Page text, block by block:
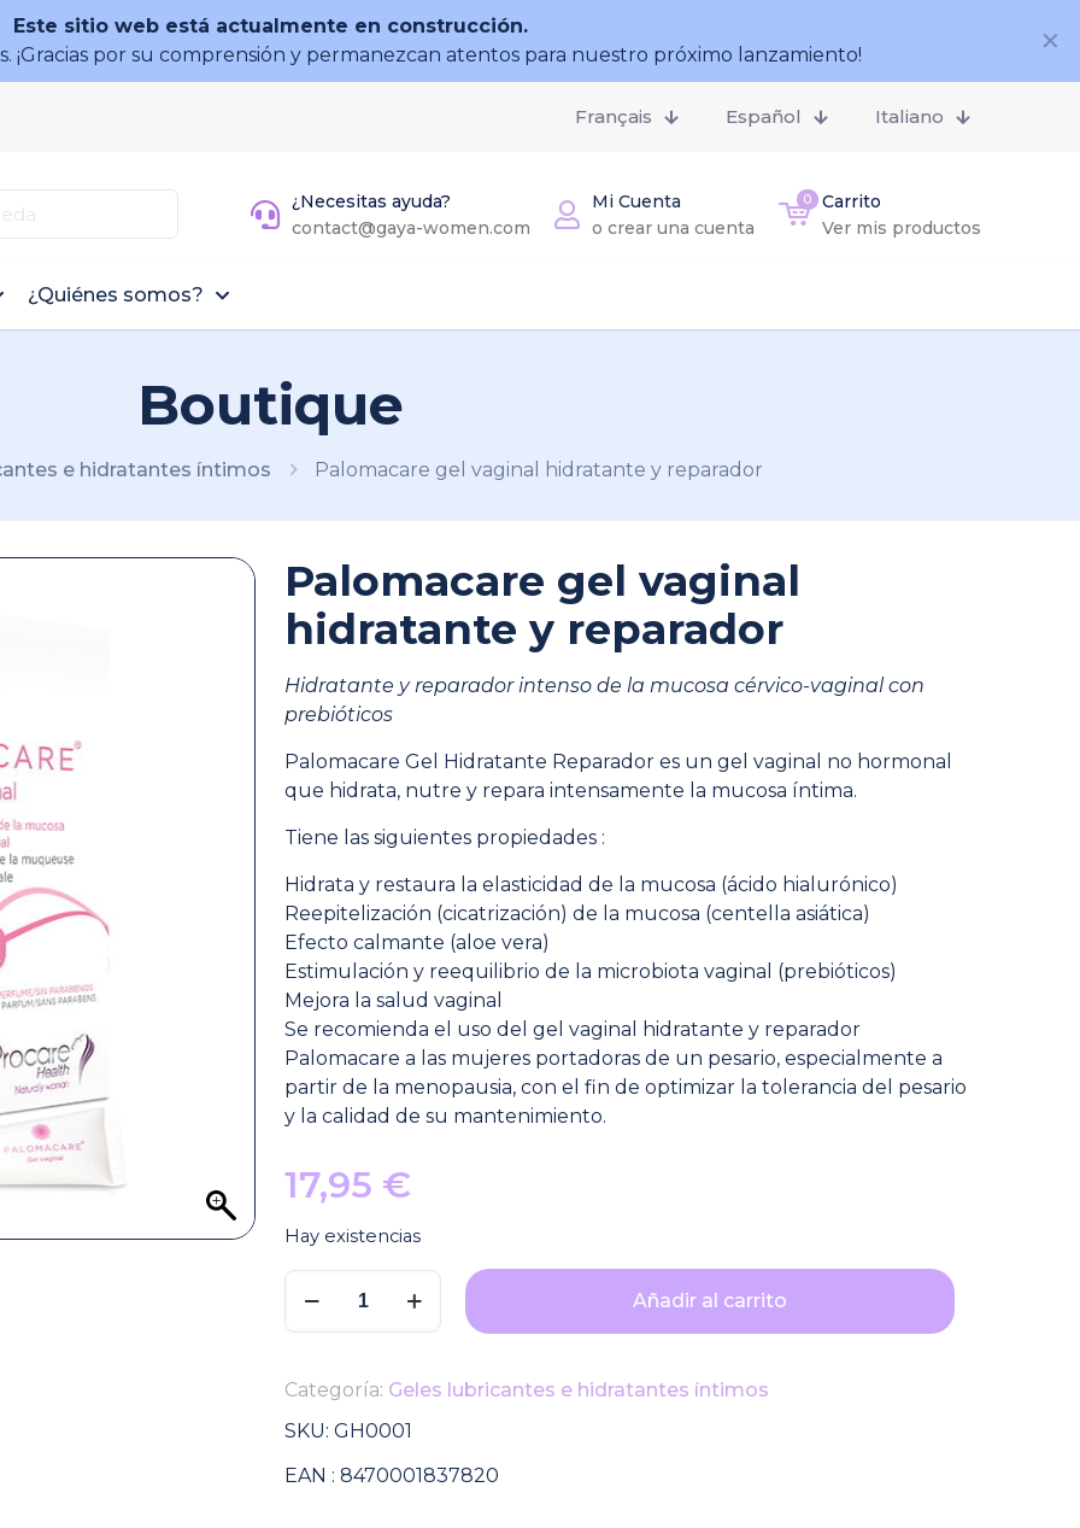
Este sitio web está actualmente en construcción.
¡Gracias por su comprensión y permanezcan atentos para nuestro próximo lanzamiento!
✕
Français Español Italiano
¿Necesitas ayuda?
contact@gaya-women.com
Mi Cuenta
o crear una cuenta
0
Carrito
Ver mis productos
¿Quiénes somos?
Boutique
e hidratantes íntimos Palomacare gel vaginal hidratante y reparador
Palomacare gel vaginal
hidratante y reparador
Hidratante y reparador intenso de la mucosa cérvico-vaginal con
prebióticos
Palomacare Gel Hidratante Reparador es un gel vaginal no hormonal
que hidrata, nutre y repara intensamente la mucosa íntima.
Tiene las siguientes propiedades :
Hidrata y restaura la elasticidad de la mucosa (ácido hialurónico)
Reepitelización (cicatrización) de la mucosa (centella asiática)
Efecto calmante (aloe vera)
Estimulación y reequilibrio de la microbiota vaginal (prebióticos)
Mejora la salud vaginal
Se recomienda el uso del gel vaginal hidratante y reparador
Palomacare a las mujeres portadoras de un pesario, especialmente a
partir de la menopausia, con el fin de optimizar la tolerancia del pesario
y la calidad de su mantenimiento.
17,95 €
Hay existencias
y
reparador
Añadir al carrito
EAN : 8470001837820
SKU: GH0001
Categoría: Geles lubricantes e hidratantes íntimos